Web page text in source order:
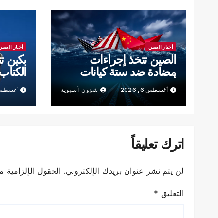
أخبار الصين
الصين تتخذ إجراءات
مضادة ضد ستة كيانات
أميركية
أغسطس 6, 2026 شؤون آسيوية
أخبار
بكين
أغسطس 5,
اترك تعليقاً
لن يتم نشر عنوان بريدك الإلكتروني. الحقول الإلزامية
التعليق *